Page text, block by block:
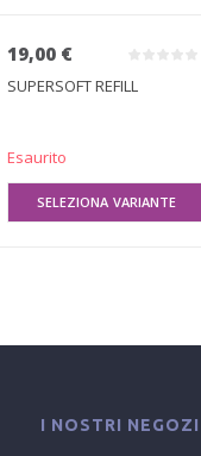
19,00 €
SUPERSOFT REFILL
Esaurito
SELEZIONA VARIANTE
I NOSTRI NEGOZI